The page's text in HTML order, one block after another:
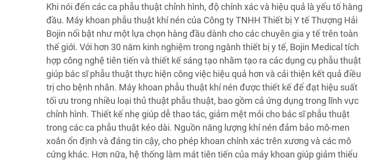
Khi nói đến các ca phẫu thuật chỉnh hình, độ chính xác và hiệu quả là yếu tố hàng
đầu. Máy khoan phẫu thuật khí nén của Công ty TNHH Thiết bị Y tế Thượng Hải
Bojin nổi bật như một lựa chọn hàng đầu dành cho các chuyên gia y tế trên toàn
thế giới. Với hơn 30 năm kinh nghiệm trong ngành thiết bị y tế, Bojin Medical tích
hợp công nghệ tiên tiến và thiết kế sáng tạo nhằm tạo ra các dụng cụ phẫu thuật
giúp bác sĩ phẫu thuật thực hiện công việc hiệu quả hơn và cải thiện kết quả điều
trị cho bệnh nhân. Máy khoan phẫu thuật khí nén được thiết kế để đạt hiệu suất
tối ưu trong nhiều loại thủ thuật phẫu thuật, bao gồm cả ứng dụng trong lĩnh vực
chỉnh hình. Thiết kế nhẹ giúp dễ thao tác, giảm mệt mỏi cho bác sĩ phẫu thuật
trong các ca phẫu thuật kéo dài. Nguồn năng lượng khí nén đảm bảo mô-men
xoắn ổn định và đáng tin cậy, cho phép khoan chính xác trên xương và các mô
cứng khác. Hơn nữa, hệ thống làm mát tiên tiến của máy khoan giúp giảm thiểu